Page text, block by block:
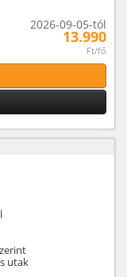
2026-09-05-tól
13.990
Ft/fő
utak